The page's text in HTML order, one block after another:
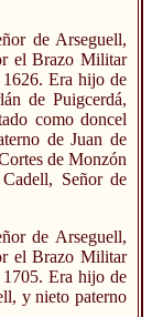
de Arseguell,
el Brazo Militar
1626. Era hijo de
de Puigcerdá,
como doncel
de Juan de
de Monzón
Señor de
de Arseguell,
el Brazo Militar
1705. Era hijo de
y nieto paterno